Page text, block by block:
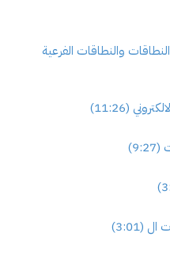
Domain / Subdomain النطاقات والنطاقات الفرعية